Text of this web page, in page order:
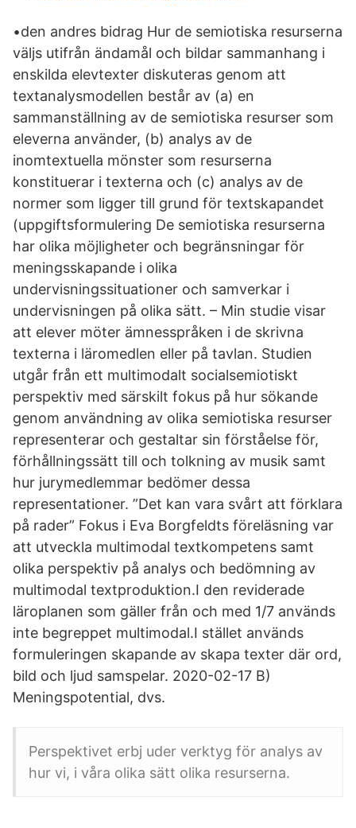
•den andres bidrag Hur de semiotiska resurserna
väljs utifrån ändamål och bildar sammanhang i
enskilda elevtexter diskuteras genom att
textanalysmodellen består av (a) en
sammanställning av de semiotiska resurser som
eleverna använder, (b) analys av de
inomtextuella mönster som resurserna
konstituerar i texterna och (c) analys av de
normer som ligger till grund för textskapandet
(uppgiftsformulering De semiotiska resurserna
har olika möjligheter och begränsningar för
meningsskapande i olika
undervisningssituationer och samverkar i
undervisningen på olika sätt. – Min studie visar
att elever möter ämnesspråken i de skrivna
texterna i läromedlen eller på tavlan. Studien
utgår från ett multimodalt socialsemiotiskt
perspektiv med särskilt fokus på hur sökande
genom användning av olika semiotiska resurser
representerar och gestaltar sin förståelse för,
förhållningssätt till och tolkning av musik samt
hur jurymedlemmar bedömer dessa
representationer. ”Det kan vara svårt att förklara
på rader” Fokus i Eva Borgfeldts föreläsning var
att utveckla multimodal textkompetens samt
olika perspektiv på analys och bedömning av
multimodal textproduktion.I den reviderade
läroplanen som gäller från och med 1/7 används
inte begreppet multimodal.I stället används
formuleringen skapande av skapa texter där ord,
bild och ljud samspelar. 2020-02-17 B)
Meningspotential, dvs.
Perspektivet erbj uder verktyg för analys av
hur vi, i våra olika sätt olika resurserna.